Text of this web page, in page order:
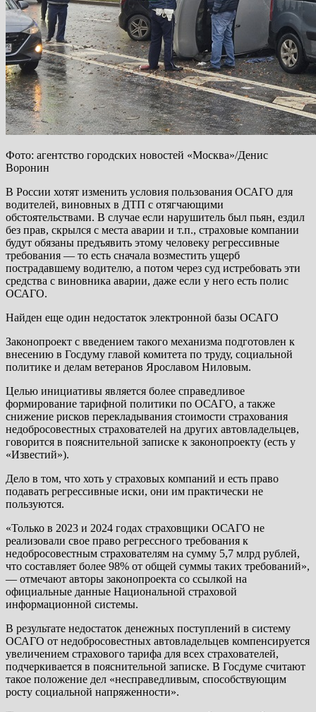
Фото: агентство городских новостей «Москва»/Денис
Воронин
В России хотят изменить условия пользования ОСАГО для
водителей, виновных в ДТП с отягчающими
обстоятельствами. В случае если нарушитель был пьян, ездил
без прав, скрылся с места аварии и т.п., страховые компании
будут обязаны предъявить этому человеку регрессивные
требования — то есть сначала возместить ущерб
пострадавшему водителю, а потом через суд истребовать эти
средства с виновника аварии, даже если у него есть полис
ОСАГО.
Найден еще один недостаток электронной базы ОСАГО
Законопроект с введением такого механизма подготовлен к
внесению в Госдуму главой комитета по труду, социальной
политике и делам ветеранов Ярославом Ниловым.
Целью инициативы является более справедливое
формирование тарифной политики по ОСАГО, а также
снижение рисков перекладывания стоимости страхования
недобросовестных страхователей на других автовладельцев,
говорится в пояснительной записке к законопроекту (есть у
«Известий»).
Дело в том, что хоть у страховых компаний и есть право
подавать регрессивные иски, они им практически не
пользуются.
«Только в 2023 и 2024 годах страховщики ОСАГО не
реализовали свое право регрессного требования к
недобросовестным страхователям на сумму 5,7 млрд рублей,
что составляет более 98% от общей суммы таких требований»,
— отмечают авторы законопроекта со ссылкой на
официальные данные Национальной страховой
информационной системы.
В результате недостаток денежных поступлений в систему
ОСАГО от недобросовестных автовладельцев компенсируется
увеличением страхового тарифа для всех страхователей,
подчеркивается в пояснительной записке. В Госдуме считают
такое положение дел «несправедливым, способствующим
росту социальной напряженности».